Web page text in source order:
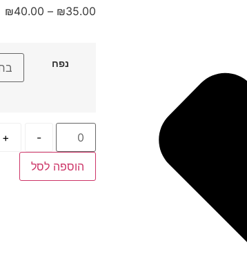
₪35.00
–
₪40.00
נפח
-
+
הוספה לסל